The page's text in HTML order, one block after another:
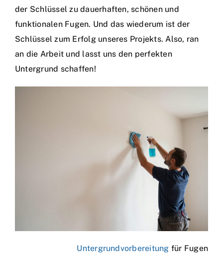
der Schlüssel zu dauerhaften, schönen und
funktionalen Fugen. Und das wiederum ist der
Schlüssel zum Erfolg unseres Projekts. Also, ran
an die Arbeit und lasst uns den perfekten
Untergrund schaffen!
Untergrundvorbereitung für Fugen